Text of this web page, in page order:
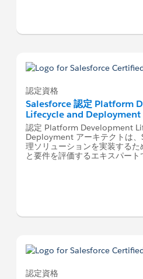
認定資格
Salesforce 認定 Platform
Lifecycle and Deployment
認定 Platform Development
Deployment アーキテクトは
理ソリューションを実装する
と要件を評価するエキスパート
認定資格